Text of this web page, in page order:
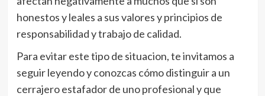
honestos y leales a sus valores y principios de
responsabilidad y trabajo de calidad.
Para evitar este tipo de situacion, te invitamos a
seguir leyendo y conozcas cómo distinguir a un
cerrajero estafador de uno profesional y que